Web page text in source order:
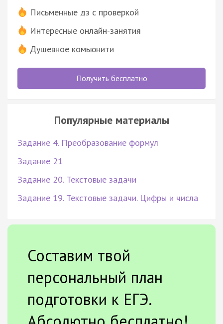
Письменные дз с проверкой
Интересные онлайн-занятия
Душевное комьюнити
Получить бесплатно
Популярные материалы
Задание 4. Преобразование формул
Задание 21
Задание 20. Текстовые задачи
Задание 19. Текстовые задачи. Цифры и числа
Составим твой
персональный план
подготовки к ЕГЭ.